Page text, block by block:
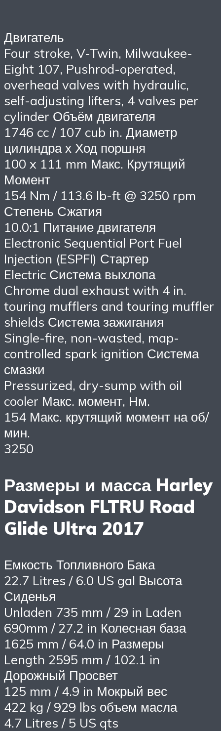
Двигатель
Four stroke, V-Twin, Milwaukee-
Eight 107, Pushrod-operated,
overhead valves with hydraulic,
self-adjusting lifters, 4 valves per
cylinder Объём двигателя
1746 cc / 107 cub in. Диаметр
цилиндра х Ход поршня
100 x 111 mm Макс. Крутящий
Момент
154 Nm / 113.6 lb-ft @ 3250 rpm
Степень Сжатия
10.0:1 Питание двигателя
Electronic Sequential Port Fuel
Injection (ESPFI) Стартер
Electric Система выхлопа
Chrome dual exhaust with 4 in.
touring mufflers and touring muffler
shields Система зажигания
Single-fire, non-wasted, map-
controlled spark ignition Система
смазки
Pressurized, dry-sump with oil
cooler Макс. момент, Нм.
154 Макс. крутящий момент на об/
мин.
3250
Размеры и масса Harley
Davidson FLTRU Road
Glide Ultra 2017
Емкость Топливного Бака
22.7 Litres / 6.0 US gal Высота
Сиденья
Unladen 735 mm / 29 in Laden
690mm / 27.2 in Колесная база
1625 mm / 64.0 in Размеры
Length 2595 mm / 102.1 in
Дорожный Просвет
125 mm / 4.9 in Мокрый вес
422 kg / 929 lbs объем масла
4.7 Litres / 5 US qts